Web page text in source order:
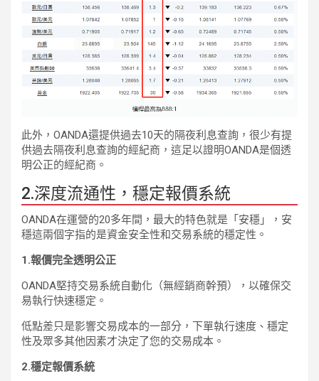
此外，OANDA還提供過去10天的隔夜利息查詢，很少有提
供過去隔夜利息查詢的經紀商，這足以證明OANDA是個透
明公正的經紀商。
2.深度流通性，穩定報價系統
OANDA在運營的20多年間，最大的特色就是「安穩」，安
穩這兩個字指的是資金安全性和交易系統的穩定性。
1.報價完全透明公正
OANDA堅持交易系統自動化（無經銷商幹預），以確保交
易執行快速穩定。
低點差只是影響交易成本的一部分，下單執行速度、穩定
性及眾多其他因素才決定了您的交易成本。
2.穩定報價系統